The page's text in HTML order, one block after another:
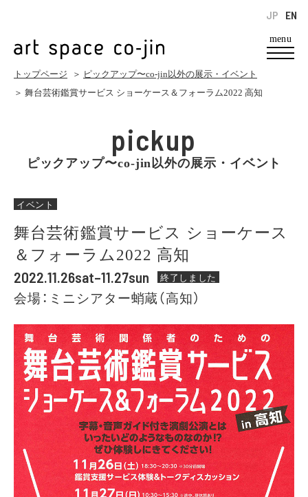
menu
EN
JP
トップページ ＞ ピックアップ〜co-jin以外の展示・イベント
＞ 舞台芸術鑑賞サービス ショーケース＆フォーラム2022 高知
pickup
ピックアップ〜co-jin以外の展示・イベント
イベント
舞台芸術鑑賞サービス ショーケース
＆フォーラム2022 高知
2022.11.26sat–11.27sun 終了しました
会場：ミニシアター蛸蔵（高知）